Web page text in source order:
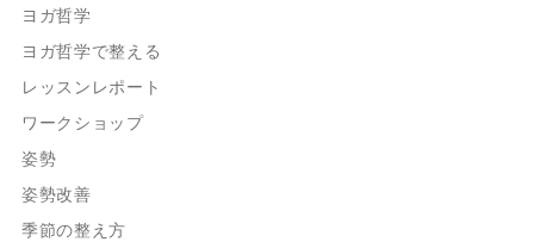
ヨガ哲学
ヨガ哲学で整える
レッスンレポート
ワークショップ
姿勢
姿勢改善
季節の整え方